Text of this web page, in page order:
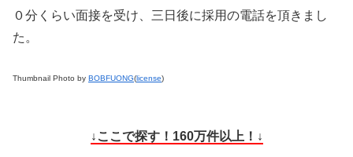
０分くらい面接を受け、三日後に採用の電話を頂きまし
た。
Thumbnail Photo by BOBFUONG(license)
↓ここで探す！160万件以上！↓